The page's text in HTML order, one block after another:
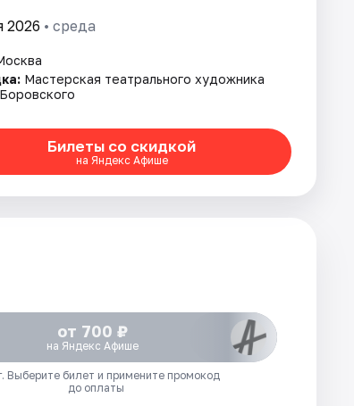
2026 • среда
Мастерская театрального художника
Билеты со скидкой
на Яндекс Афише
от 700 ₽
на Яндекс Афише
Выберите билет и примените промокод
до оплаты